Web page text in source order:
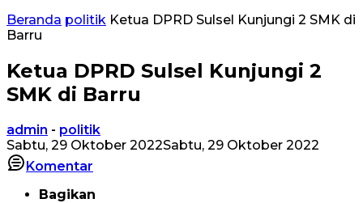
Beranda politik Ketua DPRD Sulsel Kunjungi 2 SMK di
Barru
Ketua DPRD Sulsel Kunjungi 2
SMK di Barru
admin - politik
Sabtu, 29 Oktober 2022Sabtu, 29 Oktober 2022
Komentar
Bagikan